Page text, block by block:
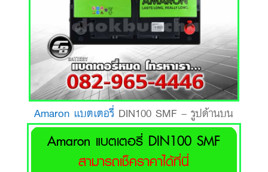
Amaron แบตเตอรี่ DIN100 SMF – รูปด้านบน
Amaron แบตเตอรี่ DIN100 SMF
สามารถเช็คราคาได้ที่นี่